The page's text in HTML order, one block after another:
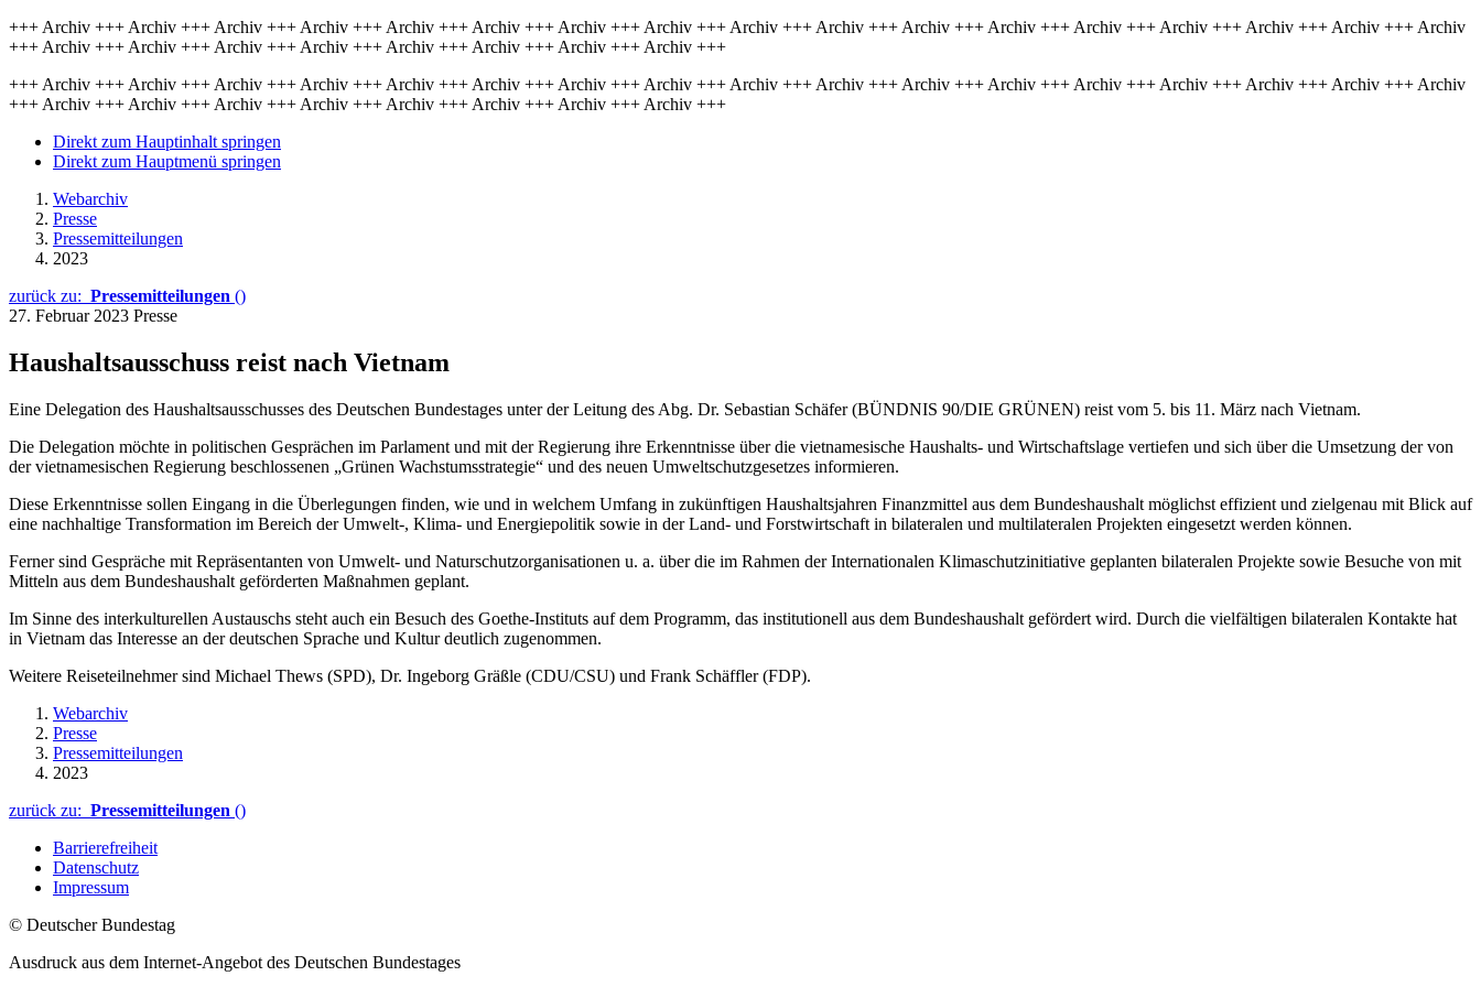
+++ Archiv +++ Archiv +++ Archiv +++ Archiv +++ Archiv +++ Archiv +++ Archiv +++ Archiv +++ Archiv +++ Archiv +++ Archiv +++ Archiv +++ Archiv +++ Archiv +++ Archiv +++ Archiv +++ Archiv
+++ Archiv +++ Archiv +++ Archiv +++ Archiv +++ Archiv +++ Archiv +++ Archiv +++ Archiv +++
+++ Archiv +++ Archiv +++ Archiv +++ Archiv +++ Archiv +++ Archiv +++ Archiv +++ Archiv +++ Archiv +++ Archiv +++ Archiv +++ Archiv +++ Archiv +++ Archiv +++ Archiv +++ Archiv +++ Archiv
+++ Archiv +++ Archiv +++ Archiv +++ Archiv +++ Archiv +++ Archiv +++ Archiv +++ Archiv +++
Direkt zum Hauptinhalt springen
Direkt zum Hauptmenü springen
Webarchiv
Presse
Pressemitteilungen
2023
zurück zu: Pressemitteilungen ()
27. Februar 2023 Presse
Haushaltsausschuss reist nach Vietnam
Eine Delegation des Haushaltsausschusses des Deutschen Bundestages unter der Leitung des Abg. Dr. Sebastian Schäfer (BÜNDNIS 90/DIE GRÜNEN) reist vom 5. bis 11. März nach Vietnam.
Die Delegation möchte in politischen Gesprächen im Parlament und mit der Regierung ihre Erkenntnisse über die vietnamesische Haushalts- und Wirtschaftslage vertiefen und sich über die Umsetzung der von
der vietnamesischen Regierung beschlossenen „Grünen Wachstumsstrategie“ und des neuen Umweltschutzgesetzes informieren.
Diese Erkenntnisse sollen Eingang in die Überlegungen finden, wie und in welchem Umfang in zukünftigen Haushaltsjahren Finanzmittel aus dem Bundeshaushalt möglichst effizient und zielgenau mit Blick auf
eine nachhaltige Transformation im Bereich der Umwelt-, Klima- und Energiepolitik sowie in der Land- und Forstwirtschaft in bilateralen und multilateralen Projekten eingesetzt werden können.
Ferner sind Gespräche mit Repräsentanten von Umwelt- und Naturschutzorganisationen u. a. über die im Rahmen der Internationalen Klimaschutzinitiative geplanten bilateralen Projekte sowie Besuche von mit
Mitteln aus dem Bundeshaushalt geförderten Maßnahmen geplant.
Im Sinne des interkulturellen Austauschs steht auch ein Besuch des Goethe-Instituts auf dem Programm, das institutionell aus dem Bundeshaushalt gefördert wird. Durch die vielfältigen bilateralen Kontakte hat
in Vietnam das Interesse an der deutschen Sprache und Kultur deutlich zugenommen.
Weitere Reiseteilnehmer sind Michael Thews (SPD), Dr. Ingeborg Gräßle (CDU/CSU) und Frank Schäffler (FDP).
Webarchiv
Presse
Pressemitteilungen
2023
zurück zu: Pressemitteilungen ()
Barrierefreiheit
Datenschutz
Impressum
© Deutscher Bundestag
Ausdruck aus dem Internet-Angebot des Deutschen Bundestages